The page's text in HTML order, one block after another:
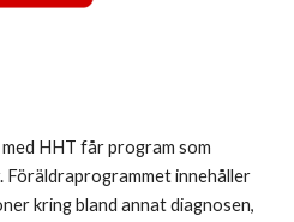
HHT får program som
Föräldraprogrammet innehåller
kring bland annat diagnosen,